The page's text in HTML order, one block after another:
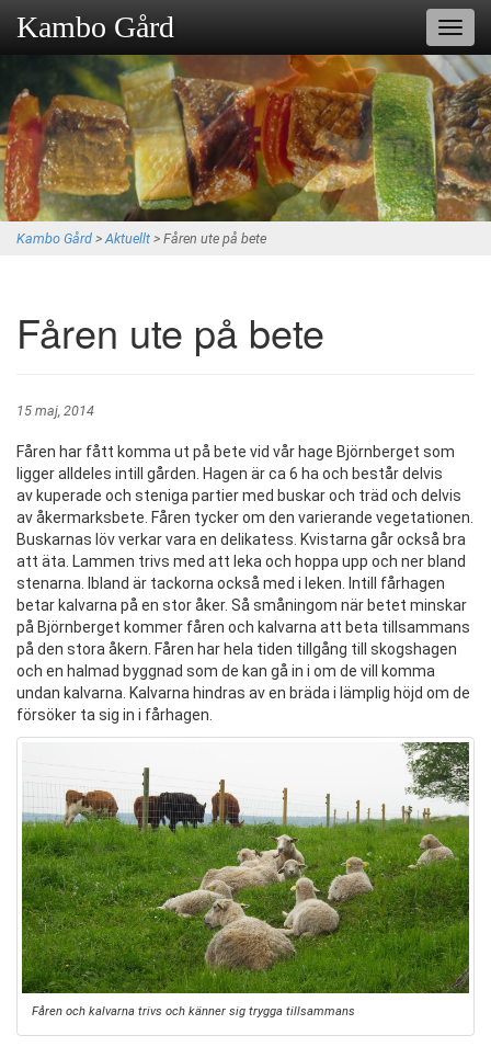
Kambo Gård
Kambo Gård > Aktuellt > Fåren ute på bete
Fåren ute på bete
15 maj, 2014
Fåren har fått komma ut på bete vid vår hage Björnberget som
ligger alldeles intill gården. Hagen är ca 6 ha och består delvis
av kuperade och steniga partier med buskar och träd och delvis
av åkermarksbete. Fåren tycker om den varierande vegetationen.
Buskarnas löv verkar vara en delikatess. Kvistarna går också bra
att äta. Lammen trivs med att leka och hoppa upp och ner bland
stenarna. Ibland är tackorna också med i leken. Intill fårhagen
betar kalvarna på en stor åker. Så småningom när betet minskar
på Björnberget kommer fåren och kalvarna att beta tillsammans
på den stora åkern. Fåren har hela tiden tillgång till skogshagen
och en halmad byggnad som de kan gå in i om de vill komma
undan kalvarna. Kalvarna hindras av en bräda i lämplig höjd om de
försöker ta sig in i fårhagen.
Fåren och kalvarna trivs och känner sig trygga tillsammans